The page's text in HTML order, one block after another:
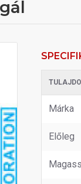
Márka
Előleg